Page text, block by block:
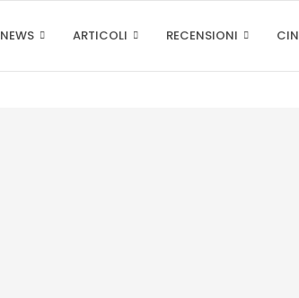
NEWS ARTICOLI RECENSIONI